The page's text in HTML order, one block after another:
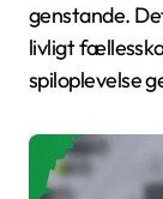
genstande.
livligt
spiloplevelse